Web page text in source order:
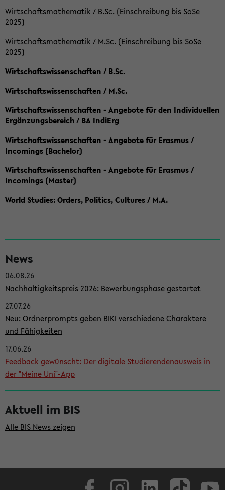
Wirtschaftsmathematik / B.Sc. (Einschreibung bis SoSe
2025)
Wirtschaftsmathematik / M.Sc. (Einschreibung bis SoSe
2025)
Wirtschaftswissenschaften / B.Sc.
Wirtschaftswissenschaften / M.Sc.
Wirtschaftswissenschaften - Angebote für den Individuellen
Ergänzungsbereich / BA IndiErg
Wirtschaftswissenschaften - Angebote für Erasmus /
Incomings (Bachelor)
Wirtschaftswissenschaften - Angebote für Erasmus /
Incomings (Master)
World Studies: Orders, Politics, Cultures / M.A.
e
i
t
e
n
l
e
i
s
t
e
News
06.08.26
Nachhaltigkeitspreis 2026: Bewerbungsphase gestartet
27.07.26
Neu: Ordnerprompts geben BIKI verschiedene Charaktere
und Fähigkeiten
17.06.26
Feedback gewünscht: Der digitale Studierendenausweis in
der "Meine Uni"-App
Aktuell im BIS
Alle BIS News zeigen